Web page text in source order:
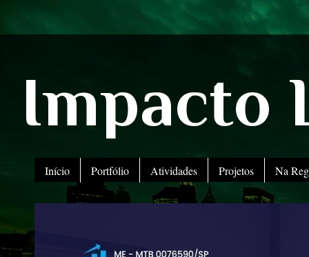
Impacto
Início Portfólio Atividades Projetos Na